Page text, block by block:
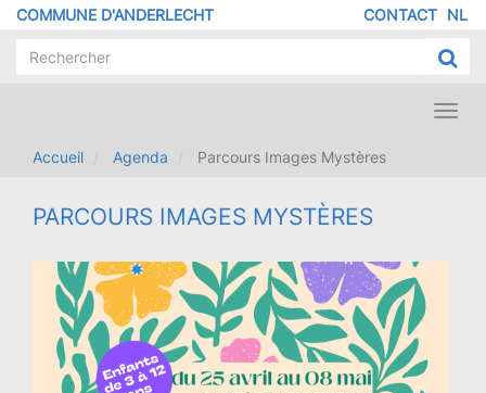
Aller
contenu
COMMUNE D'ANDERLECHT NL
DE
CONTACT
Accueil
Agenda Parcours Images Mystères
PARCOURS IMAGES MYSTÈRES